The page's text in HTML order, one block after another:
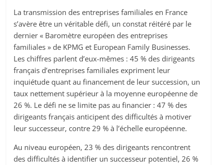
La transmission des entreprises familiales en France
s’avère être un véritable défi, un constat réitéré par le
dernier « Baromètre européen des entreprises
familiales » de KPMG et European Family Businesses.
Les chiffres parlent d’eux-mêmes : 45 % des dirigeants
français d’entreprises familiales expriment leur
inquiétude quant au financement de leur succession, un
taux nettement supérieur à la moyenne européenne de
26 %. Le défi ne se limite pas au financier : 47 % des
dirigeants français anticipent des difficultés à motiver
leur successeur, contre 29 % à l’échelle européenne.
Au niveau européen, 23 % des dirigeants rencontrent
des difficultés à identifier un successeur potentiel, 26 %